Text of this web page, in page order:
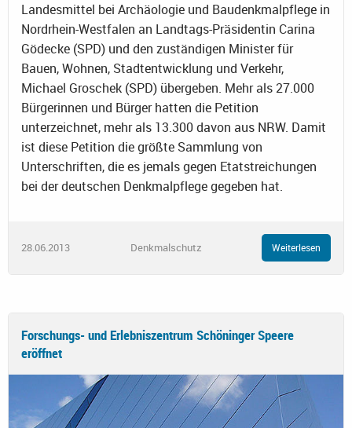
Landesmittel bei Archäologie und Baudenkmalpflege in
Nordrhein-Westfalen an Landtags-Präsidentin Carina
Gödecke (SPD) und den zuständigen Minister für
Bauen, Wohnen, Stadtentwicklung und Verkehr,
Michael Groschek (SPD) übergeben. Mehr als 27.000
Bürgerinnen und Bürger hatten die Petition
unterzeichnet, mehr als 13.300 davon aus NRW. Damit
ist diese Petition die größte Sammlung von
Unterschriften, die es jemals gegen Etatstreichungen
bei der deutschen Denkmalpflege gegeben hat.
28.06.2013 Denkmalschutz Weiterlesen
Forschungs- und Erlebniszentrum Schöninger Speere
eröffnet